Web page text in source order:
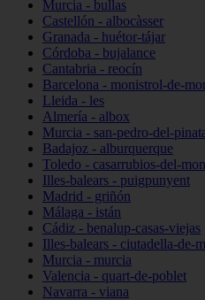
Murcia - bullas
Castellón - albocàsser
Granada - huétor-tájar
Córdoba - bujalance
Cantabria - reocín
Barcelona - monistrol-de-
Lleida - les
Almería - albox
Murcia - san-pedro-del-
Badajoz - alburquerque
Toledo - casarrubios-del-
Illes-balears - puigpunyent
Madrid - griñón
Málaga - istán
Cádiz - benalup-casas-viejas
Illes-balears - ciutadella-de-
Murcia - murcia
Valencia - quart-de-poblet
Navarra - viana